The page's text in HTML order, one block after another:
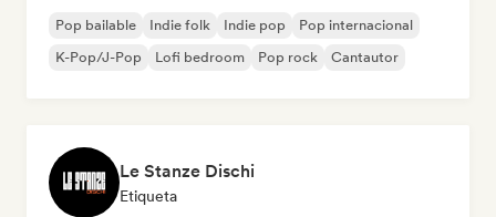
Pop bailable Indie folk Indie pop
Pop internacional
K-Pop/J-Pop
Lofi bedroom Pop rock Cantautor
Le Stanze Dischi
Etiqueta